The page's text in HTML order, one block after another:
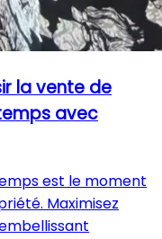
la vente de
avec
est le moment
Maximisez